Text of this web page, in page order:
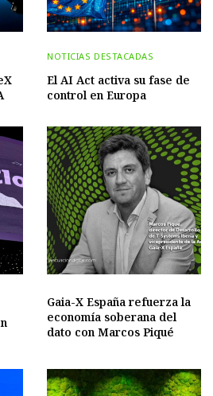
NOTICIAS DESTACADAS
El AI Act activa su fase de
control en Europa
Gaia-X España refuerza la
economía soberana del
dato con Marcos Piqué